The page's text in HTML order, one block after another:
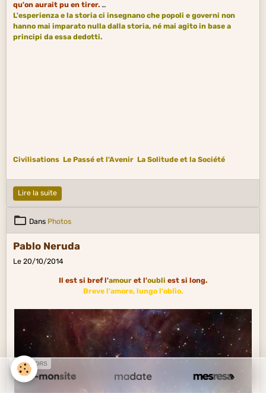
qu'on aurait pu en tirer.
L'esperienza e la storia ci insegnano che popoli e governi non
hanno mai imparato nulla dalla storia, né mai agito in base a
principi da essa dedotti.
Civilisations Le Passé et l'Avenir La Solitude et la Société
Lire la suite
Dans Photos
Pablo Neruda
Le 20/10/2014
Il est si bref l'amour et l'oubli est si long.
Breve l'amore, lungo l'oblìo.
SPONSORS